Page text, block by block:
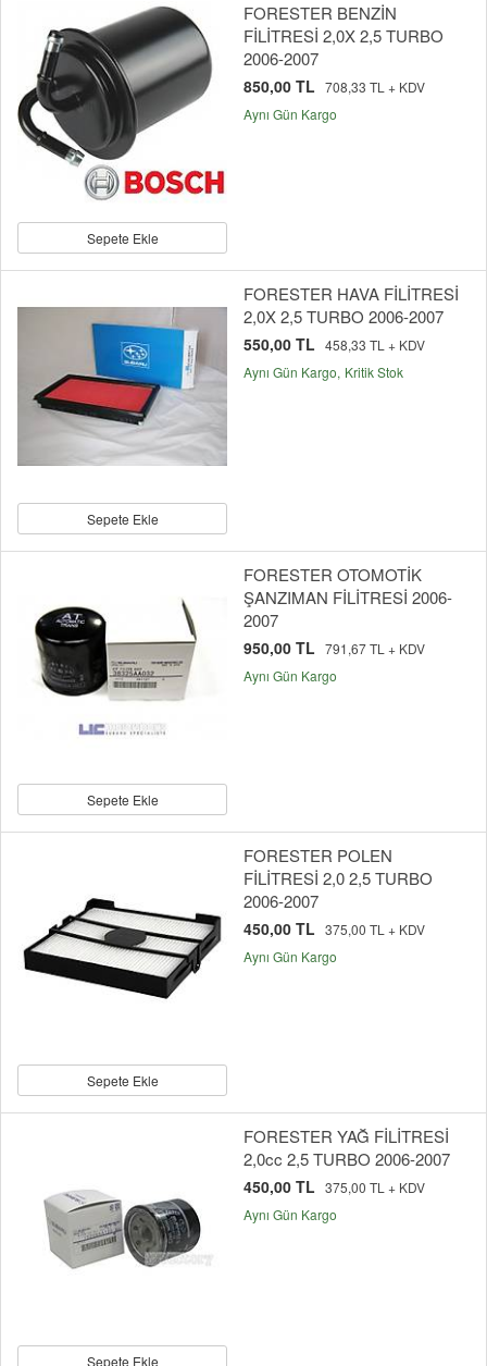
Sepete Ekle
FORESTER BENZİN
FİLİTRESİ 2,0X 2,5 TURBO
2006-2007
850,00 TL 708,33 TL + KDV
Aynı Gün Kargo
Sepete Ekle
FORESTER HAVA FİLİTRESİ
2,0X 2,5 TURBO 2006-2007
550,00 TL 458,33 TL + KDV
Aynı Gün Kargo Kritik Stok
Sepete Ekle
FORESTER OTOMOTİK
ŞANZIMAN FİLİTRESİ 2006-
2007
950,00 TL 791,67 TL + KDV
Aynı Gün Kargo
Sepete Ekle
FORESTER POLEN
FİLİTRESİ 2,0 2,5 TURBO
2006-2007
450,00 TL 375,00 TL + KDV
Aynı Gün Kargo
Sepete Ekle
FORESTER YAĞ FİLİTRESİ
2,0cc 2,5 TURBO 2006-2007
450,00 TL 375,00 TL + KDV
Aynı Gün Kargo